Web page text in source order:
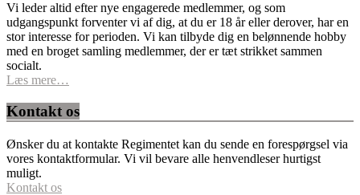
Vi leder altid efter nye engagerede medlemmer, og som
udgangspunkt forventer vi af dig, at du er 18 år eller derover, har en
stor interesse for perioden. Vi kan tilbyde dig en belønnende hobby
med en broget samling medlemmer, der er tæt strikket sammen
socialt.
Læs mere…
Kontakt os
Ønsker du at kontakte Regimentet kan du sende en forespørgsel via
vores kontaktformular. Vi vil bevare alle henvendleser hurtigst
muligt.
Kontakt os